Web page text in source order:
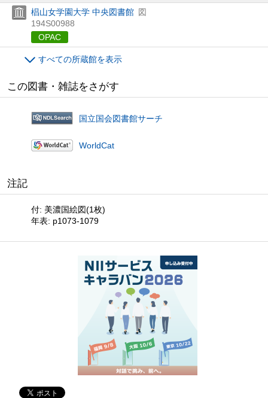
椙山女学園大学 中央図書館 図
194S00988
OPAC
すべての所蔵館を表示
この図書・雑誌をさがす
国立国会図書館サーチ
WorldCat
注記
付: 美濃国絵図(1枚)
年表: p1073-1079